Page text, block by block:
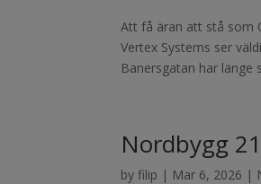
Att få äran att stå som
Vertex Systems ser
Banersgatan har länge
Nordbygg
byfilip | Mar 6, 2026 |